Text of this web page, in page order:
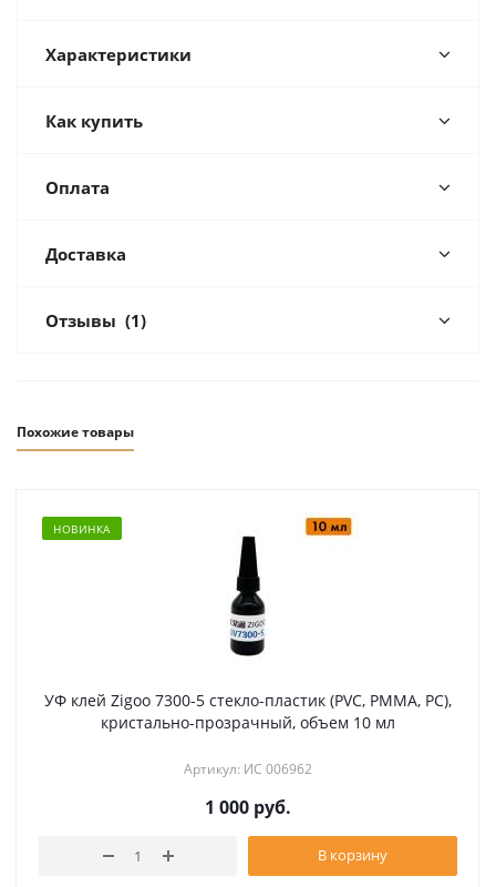
Характеристики
Как купить
Оплата
Доставка
Отзывы (1)
Похожие товары
НОВИНКА
УФ клей Zigoo 7300-5 стекло-пластик (PVC, PMMA, PC),
кристально-прозрачный, объем 10 мл
Артикул: ИС 006962
1 000 руб.
В корзину